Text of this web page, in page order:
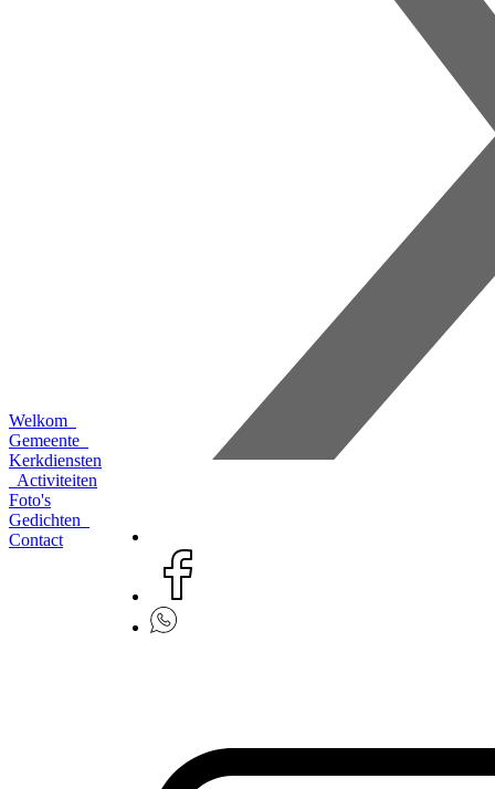
Welkom
Gemeente
Kerkdiensten
Activiteiten
Foto's
Gedichten
Contact